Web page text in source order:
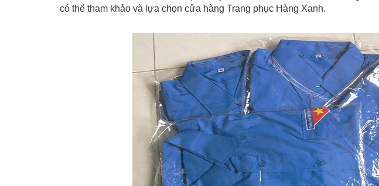
có thể tham khảo và lựa chọn cửa hàng Trang phục Hàng Xanh.